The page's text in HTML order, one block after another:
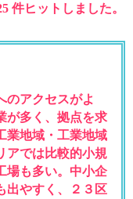
件ヒットしました。
のアクセスがよ
が多く、拠点を求
業地域・工業地域
アでは比較的小規
場も多い。中小企
出やすく、２３区